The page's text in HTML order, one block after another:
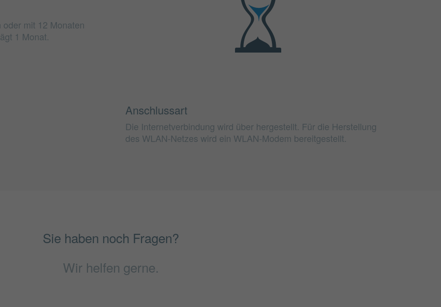
mit 12 Monaten
1 Monat.
Anschlussart
Die Internetverbindung wird über hergestellt. Für die Herstellung
des WLAN-Netzes wird ein WLAN-Modem bereitgestellt.
Sie haben noch Fragen?
Wir helfen gerne.